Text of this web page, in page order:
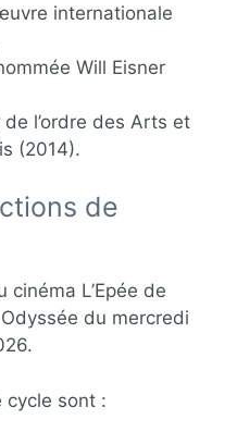
internationale
Will Eisner
l’ordre des Arts et
(2014).
de
L’Epée de
du mercredi
cycle sont :